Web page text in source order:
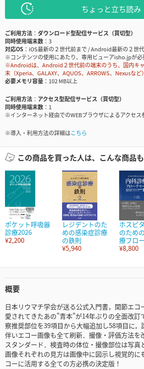
ちょっと立ち読み
ご利用方法
ダウンロード型配信サービス（買切型）
同時使用端末数
3
対応OS
iOS最新の２世代前まで / Android最新の２世
※コンテンツの使用にあたり、専用ビューアisho.jpが必
※Androidは、Android２世代前の端末のうち、国内キ
末（Xperia、GALAXY、AQUOS、ARROWS、Nexusな
必要メモリ容量
102 MB以上
ご利用方法
アクセス型配信サービス（買切型）
同時使用端末数
1
※インターネット経由でのWEBブラウザによるアクセス
※導入・利用方法の詳細はこちら
この商品を買った人は、こんな商品も
ポケット呼吸器
診療2026
¥2,200
レジデントのた
めの感染症診療
の鉄則
¥5,940
ホスピ
のため
療フロ
¥8,800
概要
日本リウマチ学会が送る公式入門書，関節エコ
愛されてきたあの"青本"が14年ぶりの全面改訂
察推奨部位を39項目から大幅追加し58項目に
伴いエコー画像も全て刷新．撮像・評価方法を
スタンダード．検査時の体位・撮像部位は写真
画像それぞれの見方は画像中に図示し視覚的に
コーに活用する全ての方必携の決定版！